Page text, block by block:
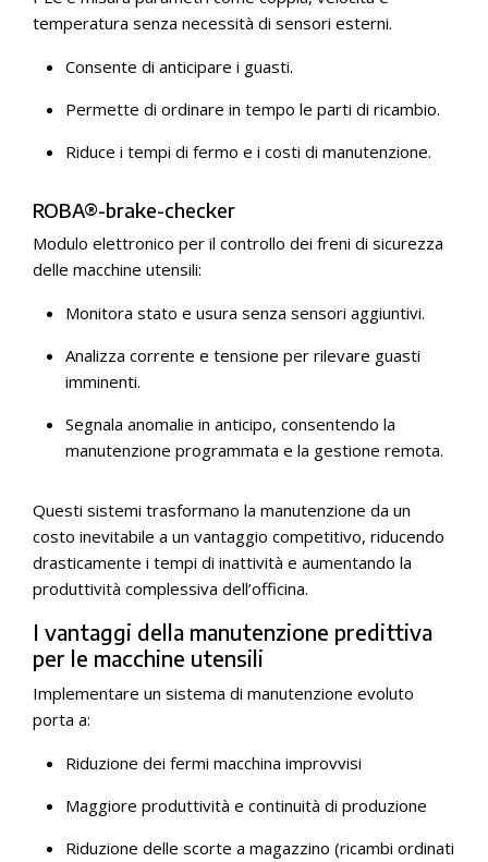
temperatura senza necessità di sensori esterni.
Consente di anticipare i guasti.
Permette di ordinare in tempo le parti di ricambio.
Riduce i tempi di fermo e i costi di manutenzione.
ROBA®-brake-checker
Modulo elettronico per il controllo dei freni di sicurezza
delle macchine utensili:
Monitora stato e usura senza sensori aggiuntivi.
Analizza corrente e tensione per rilevare guasti
imminenti.
Segnala anomalie in anticipo, consentendo la
manutenzione programmata e la gestione remota.
Questi sistemi trasformano la manutenzione da un
costo inevitabile a un vantaggio competitivo, riducendo
drasticamente i tempi di inattività e aumentando la
produttività complessiva dell’officina.
I vantaggi della manutenzione predittiva
per le macchine utensili
Implementare un sistema di manutenzione evoluto
porta a:
Riduzione dei fermi macchina improvvisi
Maggiore produttività e continuità di produzione
Riduzione delle scorte a magazzino (ricambi ordinati